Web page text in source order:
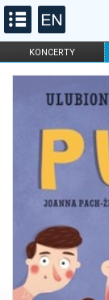
KONCERTY
FILHARMONIA
DLA DZIECI